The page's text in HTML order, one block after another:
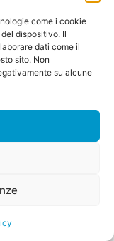
come i cookie
dispositivo. Il
dati come il
sito. Non
su alcune